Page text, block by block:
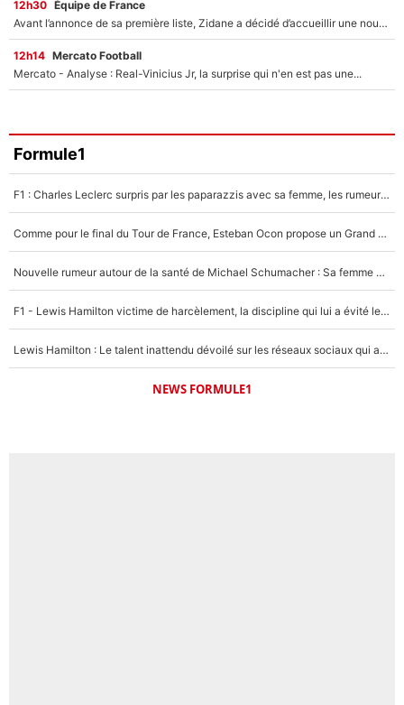
12h30 Équipe de France
Avant l’annonce de sa première liste, Zidane a décidé d’accueillir une nouvelle tête en équipe de France
12h14 Mercato Football
Mercato - Analyse : Real-Vinicius Jr, la surprise qui n'en est pas une...
Formule1
F1 : Charles Leclerc surpris par les paparazzis avec sa femme, les rumeurs étaient vraies !
Comme pour le final du Tour de France, Esteban Ocon propose un Grand Prix de Formule 1 à Paris : «Autour de l’Arc de Triomphe, ce serait génial» !
Nouvelle rumeur autour de la santé de Michael Schumacher : Sa femme Corinna sort du silence
F1 - Lewis Hamilton victime de harcèlement, la discipline qui lui a évité le pire : «J'aurais probablement mal tourné»
Lewis Hamilton : Le talent inattendu dévoilé sur les réseaux sociaux qui a impressionné Kim Kardashian pendant leurs vacances en amoureux !
NEWS FORMULE1